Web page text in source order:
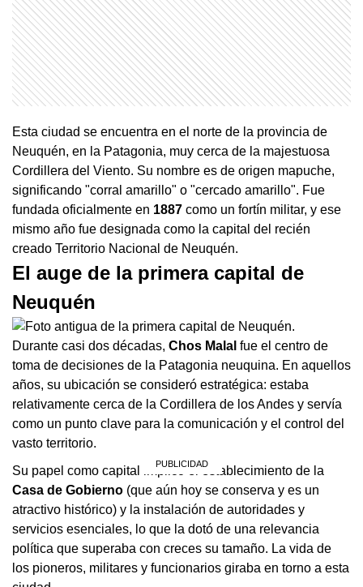
Esta ciudad se encuentra en el norte de la provincia de
Neuquén, en la Patagonia, muy cerca de la majestuosa
Cordillera del Viento. Su nombre es de origen mapuche,
significando "corral amarillo" o "cercado amarillo". Fue
fundada oficialmente en 1887 como un fortín militar, y ese
mismo año fue designada como la capital del recién
creado Territorio Nacional de Neuquén.
El auge de la primera capital de
Neuquén
Durante casi dos décadas, Chos Malal fue el centro de
toma de decisiones de la Patagonia neuquina. En aquellos
años, su ubicación se consideró estratégica: estaba
relativamente cerca de la Cordillera de los Andes y servía
como un punto clave para la comunicación y el control del
vasto territorio.
Su papel como capital implicó el establecimiento de la
Casa de Gobierno (que aún hoy se conserva y es un
atractivo histórico) y la instalación de autoridades y
servicios esenciales, lo que la dotó de una relevancia
política que superaba con creces su tamaño. La vida de
los pioneros, militares y funcionarios giraba en torno a esta